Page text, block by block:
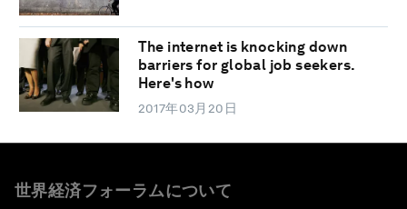
The internet is knocking down
barriers for global job seekers.
Here's how
2017年03月20日
世界経済フォーラムについて